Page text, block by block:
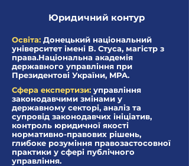
Юридичний контур
Освіта: Донецький національний
університет імені В. Стуса, магістр з
права.Національна академія
державного управління при
Президентові України, MPA.
Сфера експертизи: управління
законодавчими змінами у
державному секторі, аналіз та
супровід законодавчих ініціатив,
контроль юридичної якості
нормативно-правових рішень,
глибоке розуміння правозастосовної
практики у сфері публічного
управління.